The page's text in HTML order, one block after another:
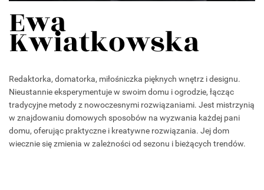
Ewa
Kwiatkowska
Redaktorka, domatorka, miłośniczka pięknych wnętrz i designu.
Nieustannie eksperymentuje w swoim domu i ogrodzie, łącząc
tradycyjne metody z nowoczesnymi rozwiązaniami. Jest mistrzynią
w znajdowaniu domowych sposobów na wyzwania każdej pani
domu, oferując praktyczne i kreatywne rozwiązania. Jej dom
wiecznie się zmienia w zależności od sezonu i bieżących trendów.